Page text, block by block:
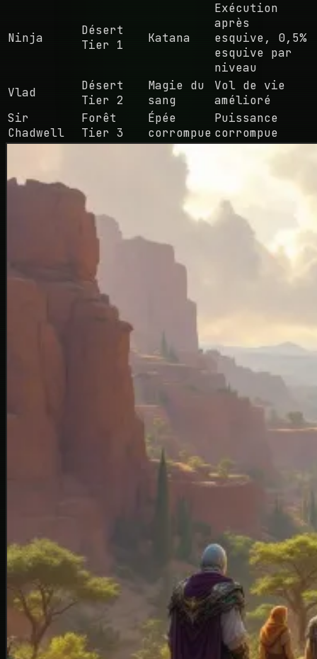
Ninja
Désert
Tier 1
Katana
Exécution
après
esquive, 0,5%
esquive par
niveau
Vlad
Désert
Tier 2
Magie du
sang
Vol de vie
amélioré
Sir
Chadwell
Forêt
Tier 3
Épée
corrompue
Puissance
corrompue